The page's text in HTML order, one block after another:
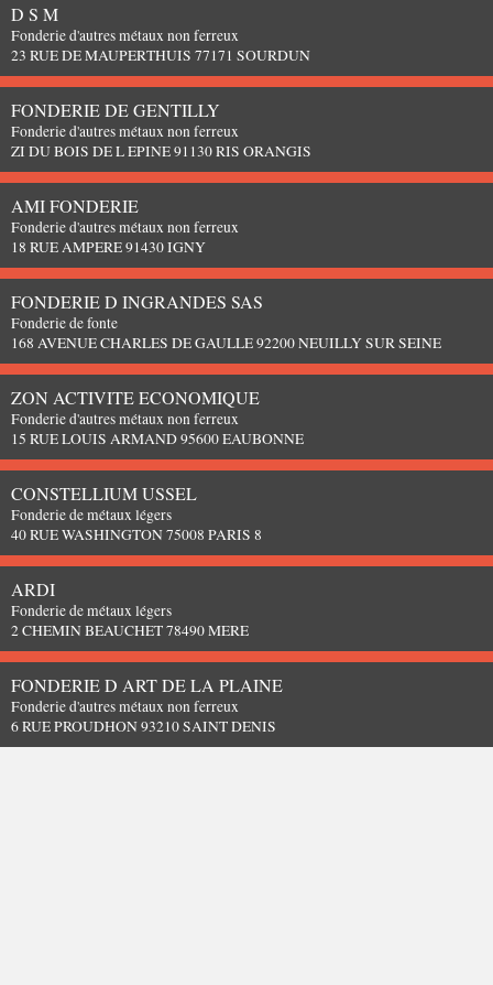
D S M
Fonderie d'autres métaux non ferreux
23 RUE DE MAUPERTHUIS 77171 SOURDUN
FONDERIE DE GENTILLY
Fonderie d'autres métaux non ferreux
ZI DU BOIS DE L EPINE 91130 RIS ORANGIS
AMI FONDERIE
Fonderie d'autres métaux non ferreux
18 RUE AMPERE 91430 IGNY
FONDERIE D INGRANDES SAS
Fonderie de fonte
168 AVENUE CHARLES DE GAULLE 92200 NEUILLY SUR SEINE
ZON ACTIVITE ECONOMIQUE
Fonderie d'autres métaux non ferreux
15 RUE LOUIS ARMAND 95600 EAUBONNE
CONSTELLIUM USSEL
Fonderie de métaux légers
40 RUE WASHINGTON 75008 PARIS 8
ARDI
Fonderie de métaux légers
2 CHEMIN BEAUCHET 78490 MERE
FONDERIE D ART DE LA PLAINE
Fonderie d'autres métaux non ferreux
6 RUE PROUDHON 93210 SAINT DENIS